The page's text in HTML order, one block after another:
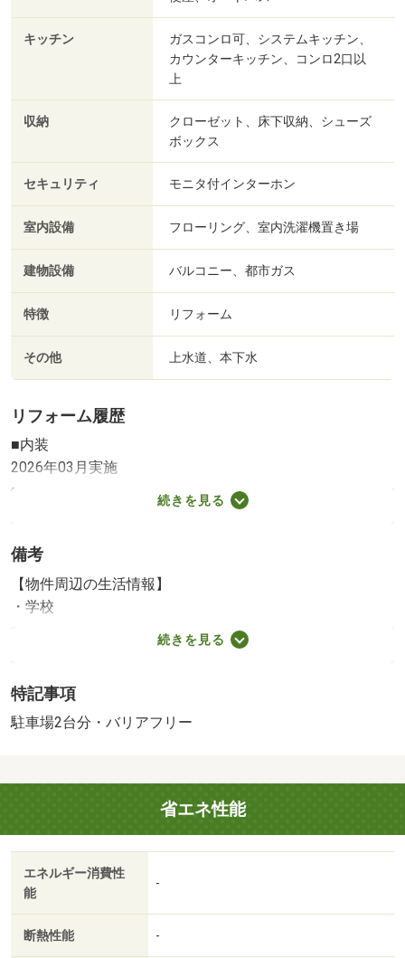
キッチン
ガスコンロ可、システムキッチン、
カウンターキッチン、コンロ2口以
上
収納
クローゼット、床下収納、シューズ
ボックス
セキュリティ モニタ付インターホン
室内設備 フローリング、室内洗濯機置き場
建物設備 バルコニー、都市ガス
特徴 リフォーム
その他 上水道、本下水
リフォーム履歴
■内装
2026年03月実施
外壁塗装、コーキング打換、クロス張替え、キッチン水栓
交換、レンジフード交換、ガスコンロ交換、洗面台交
ます
続きを見る
備考
【物件周辺の生活情報】
・学校
川口市立戸塚南小学校（500m）、川口市立戸塚西中学校
スーパー（781m）、コンビニ（232m）、ドラッグストア
（818m）、商店街（865m）
マイホーム探しはウッディホームにご相談くださ
い！ ・自己資金０からの住宅購入できます。 ・他社
様でご紹介されている物件も一緒にご提案できます。 ・
新規物件・価格変更の情報がとてもスピーディーで
す。 ・インターネット非公開の物件もご紹介可能で
す。 ・ご希望の方にはメールでのやりとりでもご対応致
ーンアドバイザーが銀行手続きをお手伝い致します。
続きを見る
特記事項
駐車場2台分・バリアフリー
省エネ性能
エネルギー消費性
能
-
断熱性能 -